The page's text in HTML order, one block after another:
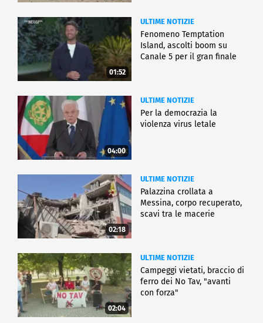
01:52
ULTIME NOTIZIE
Fenomeno Temptation
Island, ascolti boom su
Canale 5 per il gran finale
04:00
ULTIME NOTIZIE
Per la democrazia la
violenza virus letale
02:18
ULTIME NOTIZIE
Palazzina crollata a
Messina, corpo recuperato,
scavi tra le macerie
02:04
ULTIME NOTIZIE
Campeggi vietati, braccio di
ferro dei No Tav, "avanti
con forza"